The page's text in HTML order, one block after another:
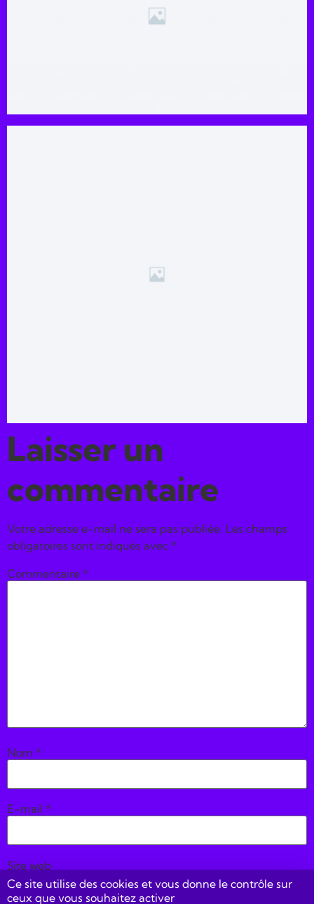
Ce site utilise des cookies et vous donne le contrôle sur
ceux que vous souhaitez activer
Laisser un
commentaire
Votre adresse e-mail ne sera pas publiée. Les champs
obligatoires sont indiqués avec *
Commentaire *
Nom *
E-mail *
Site web